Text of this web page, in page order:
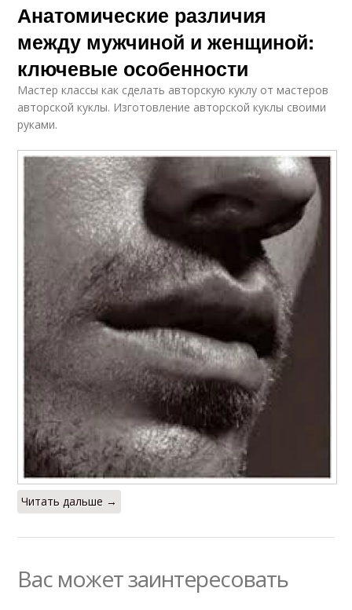
Анатомические различия
между мужчиной и женщиной:
ключевые особенности
Мастер классы как сделать авторскую куклу от мастеров
авторской куклы. Изготовление авторской куклы своими
руками.
Читать дальше →
Вас может заинтересовать